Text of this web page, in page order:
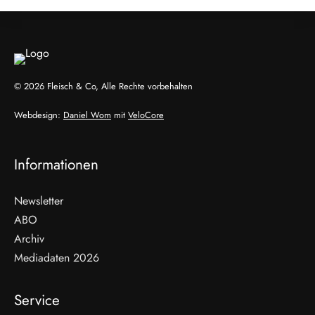
© 2026 Fleisch & Co, Alle Rechte vorbehalten
Webdesign: Daniel Wom mit VeloCore
Informationen
Newsletter
ABO
Archiv
Mediadaten 2026
Service